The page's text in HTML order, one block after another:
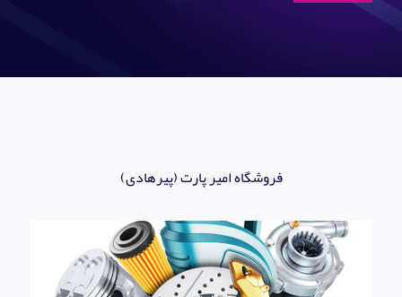
فروشگاه امیر پارت (پیرهادی)